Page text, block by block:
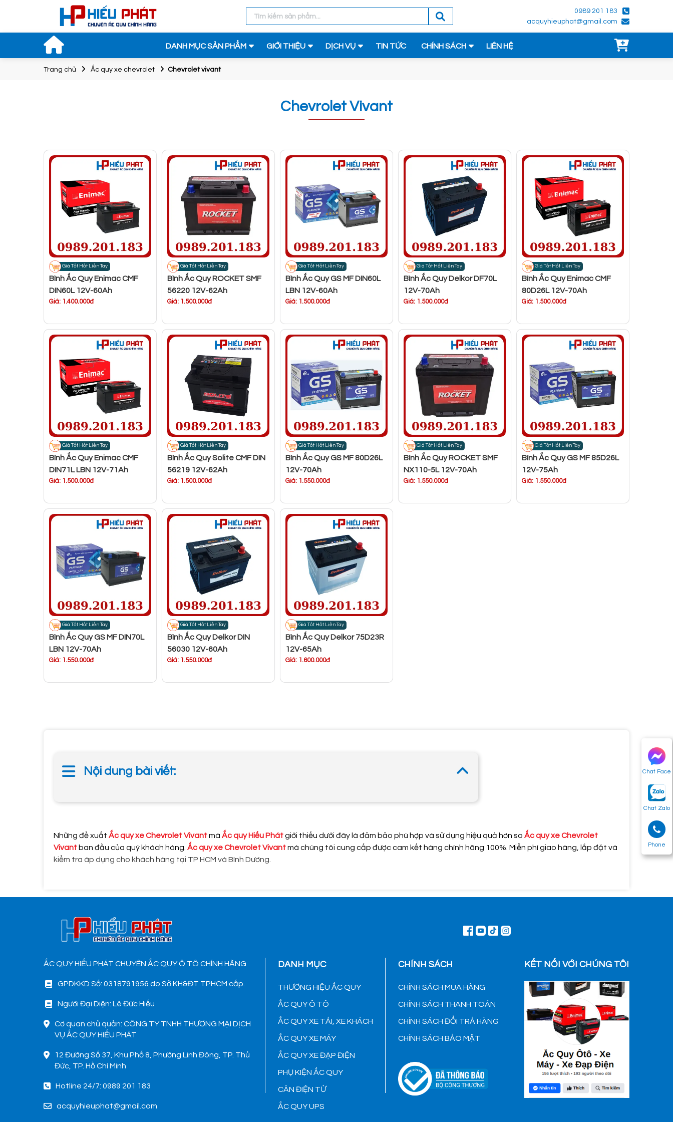
0989 201 183
acquyhieuphat@gmail.com
DANH MỤC SẢN PHẨM GIỚI THIỆU DỊCH VỤ TIN TỨC CHÍNH SÁCH LIÊN HỆ
Chat Face
Chat Zalo
Phone
Trang chủ Ắc quy xe chevrolet Chevrolet vivant
Chevrolet Vivant
Giá Tốt Hốt Liền Tay
Bình Ắc Quy Enimac CMF
DIN60L 12V-60Ah
Giá: 1.400.000đ
Giá Tốt Hốt Liền Tay
Bình Ắc Quy ROCKET SMF
56220 12V-62Ah
Giá: 1.500.000đ
Giá Tốt Hốt Liền Tay
Bình Ắc Quy GS MF DIN60L
LBN 12V-60Ah
Giá: 1.500.000đ
Giá Tốt Hốt Liền Tay
Bình Ắc Quy Delkor DF70L
12V-70Ah
Giá: 1.500.000đ
Giá Tốt Hốt Liền Tay
Bình Ắc Quy Enimac CMF
80D26L 12V-70Ah
Giá: 1.500.000đ
Giá Tốt Hốt Liền Tay
Bình Ắc Quy Enimac CMF
DIN71L LBN 12V-71Ah
Giá: 1.500.000đ
Giá Tốt Hốt Liền Tay
Bình Ắc Quy Solite CMF DIN
56219 12V-62Ah
Giá: 1.500.000đ
Giá Tốt Hốt Liền Tay
Bình Ắc Quy GS MF 80D26L
12V-70Ah
Giá: 1.550.000đ
Giá Tốt Hốt Liền Tay
Bình Ắc Quy ROCKET SMF
NX110-5L 12V-70Ah
Giá: 1.550.000đ
Giá Tốt Hốt Liền Tay
Bình Ắc Quy GS MF 85D26L
12V-75Ah
Giá: 1.550.000đ
Giá Tốt Hốt Liền Tay
Bình Ắc Quy GS MF DIN70L
LBN 12V-70Ah
Giá: 1.550.000đ
Giá Tốt Hốt Liền Tay
Bình Ắc Quy Delkor DIN
56030 12V-60Ah
Giá: 1.550.000đ
Giá Tốt Hốt Liền Tay
Bình Ắc Quy Delkor 75D23R
12V-65Ah
Giá: 1.600.000đ
Nội dung bài viết:
Những đề xuất Ắc quy xe Chevrolet Vivantmà Ắc quy Hiếu Phátgiới thiếu dưới đây là đảm bảo phù hợp và sử dụng hiệu quả hơn so Ắc quy xe Chevrolet
Vivant ban đầu của quý khách hàng. Ắc quy xe Chevrolet Vivantmà chúng tôi cung cấp được cam kết hàng chính hãng 100%. Miễn phí giao hàng, lắp đặt và
kiểm tra áp dụng cho khách hàng tại TP HCM và Bình Dương.
ẮC QUY HIẾU PHÁT CHUYÊN ẮC QUY Ô TÔ CHÍNH HÃNG
GPDKKD Số: 0318791956 do Sở KH&ĐT TPHCM cấp.
Người Đại Diện: Lê Đức Hiếu
Cơ quan chủ quản: CÔNG TY TNHH THƯƠNG MẠI DỊCH
VỤ ẮC QUY HIẾU PHÁT
12 Đường Số 37, Khu Phố 8, Phường Linh Đông, TP. Thủ
Đức, TP. Hồ Chí Minh
Hotline 24/7: 0989 201 183
acquyhieuphat@gmail.com
DANH MỤC
THƯƠNG HIỆU ẮC QUY
ẮC QUY Ô TÔ
ẮC QUY XE TẢI, XE KHÁCH
ẮC QUY XE MÁY
ẮC QUY XE ĐẠP ĐIỆN
PHỤ KIỆN ẮC QUY
CÂN ĐIỆN TỬ
ẮC QUY UPS
CHÍNH SÁCH
CHÍNH SÁCH MUA HÀNG
CHÍNH SÁCH THANH TOÁN
CHÍNH SÁCH ĐỔI TRẢ HÀNG
CHÍNH SÁCH BẢO MẬT
KẾT NỐI VỚI CHÚNG TÔI